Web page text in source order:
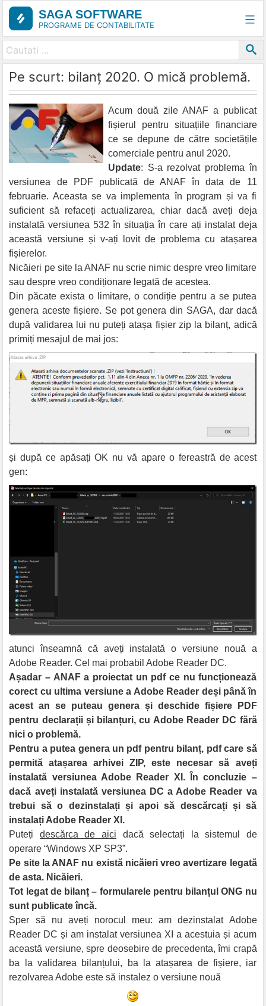
Skip
content
SAGA SOFTWARE
PROGRAME DE CONTABILITATE
Pe scurt: bilanț 2020. O mică problemă.
Acum două zile ANAF a publicat
fișierul pentru situațiile financiare
ce se depune de către societățile
comerciale pentru anul 2020.
Update: S-a rezolvat problema în
versiunea de PDF publicată de ANAF în data de 11
februarie. Aceasta se va implementa în program și va fi
suficient să refaceți actualizarea, chiar dacă aveți deja
instalată versiunea 532 în situația în care ați instalat deja
această versiune și v-ați lovit de problema cu atașarea
fișierelor.
Nicăieri pe site la ANAF nu scrie nimic despre vreo limitare
sau despre vreo condiționare legată de acestea.
Din păcate exista o limitare, o condiție pentru a se putea
genera aceste fișiere. Se pot genera din SAGA, dar dacă
după validarea lui nu puteți atașa fișier zip la bilanț, adică
primiți mesajul de mai jos:
și după ce apăsați OK nu vă apare o fereastră de acest
gen:
atunci înseamnă că aveți instalată o versiune nouă a
Adobe Reader. Cel mai probabil Adobe Reader DC.
Așadar – ANAF a proiectat un pdf ce nu funcționează
corect cu ultima versiune a Adobe Reader deși până în
acest an se puteau genera și deschide fișiere PDF
pentru declarații și bilanțuri, cu Adobe Reader DC fără
nici o problemă.
Pentru a putea genera un pdf pentru bilanț, pdf care să
permită atașarea arhivei ZIP, este necesar să aveți
instalată versiunea Adobe Reader XI. În concluzie –
dacă aveți instalată versiunea DC a Adobe Reader va
trebui să o dezinstalați și apoi să descărcați și să
instalați Adobe Reader XI.
Puteți descărca de aici dacă selectați la sistemul de
operare “Windows XP SP3”.
Pe site la ANAF nu există nicăieri vreo avertizare legată
de asta. Nicăieri.
Tot legat de bilanț – formularele pentru bilanțul ONG nu
sunt publicate încă.
Sper să nu aveți norocul meu: am dezinstalat Adobe
Reader DC și am instalat versiunea XI a acestuia și acum
această versiune, spre deosebire de precedenta, îmi crapă
ba la validarea bilanțului, ba la atașarea de fișiere, iar
rezolvarea Adobe este să instalez o versiune nouă